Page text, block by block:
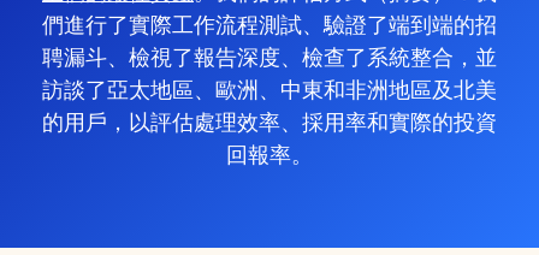
們進行了實際工作流程測試、驗證了端到端的招
聘漏斗、檢視了報告深度、檢查了系統整合，並
訪談了亞太地區、歐洲、中東和非洲地區及北美
的用戶，以評估處理效率、採用率和實際的投資
回報率。